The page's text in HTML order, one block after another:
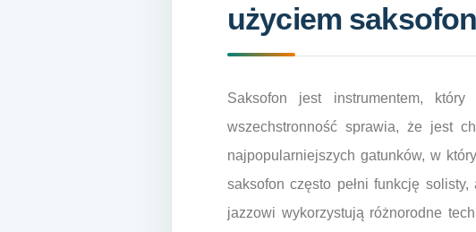
użyciem
Saksofon jest instrumentem,
wszechstronność sprawia, że jest
najpopularniejszych gatunków, w
saksofon często pełni funkcję
jazzowi wykorzystują różnorodne